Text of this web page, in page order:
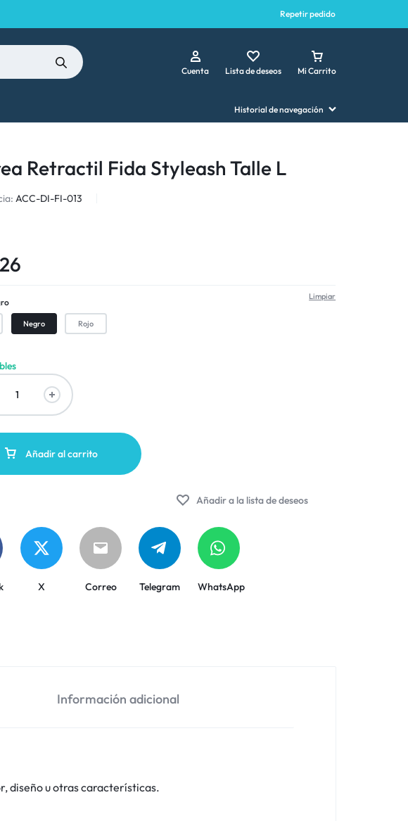
Repetir pedido
Cuenta Lista de deseos Mi Carrito
Historial de navegación
Retractil Fida Styleash Talle L
ACC-DI-FI-013
Negro Rojo
Limpiar
Añadir al carrito
Añadir a la lista de deseos
X Correo Telegram WhatsApp
Información adicional
diseño u otras características.